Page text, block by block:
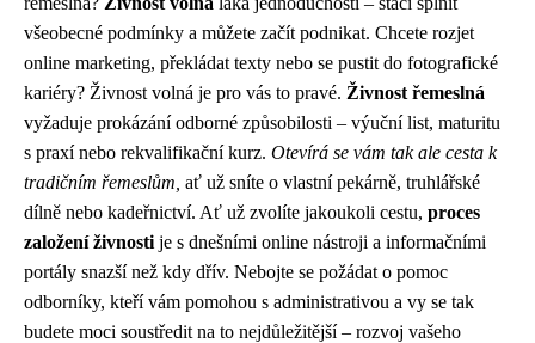
všeobecné podmínky a můžete začít podnikat. Chcete rozjet
online marketing, překládat texty nebo se pustit do fotografické
kariéry? Živnost volná je pro vás to pravé. Živnost řemeslná
vyžaduje prokázání odborné způsobilosti – výuční list, maturitu
s praxí nebo rekvalifikační kurz. Otevírá se vám tak ale cesta k
tradičním řemeslům, ať už sníte o vlastní pekárně, truhlářské
dílně nebo kadeřnictví. Ať už zvolíte jakoukoli cestu, proces
založení živnosti je s dnešními online nástroji a informačními
portály snazší než kdy dřív. Nebojte se požádat o pomoc
odborníky, kteří vám pomohou s administrativou a vy se tak
budete moci soustředit na to nejdůležitější – rozvoj vašeho